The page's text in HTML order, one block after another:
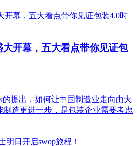
开幕，五大看点带你见证包
的提出，如何让中国制造业走向由大
制造更进一步，是包装企业需要考虑